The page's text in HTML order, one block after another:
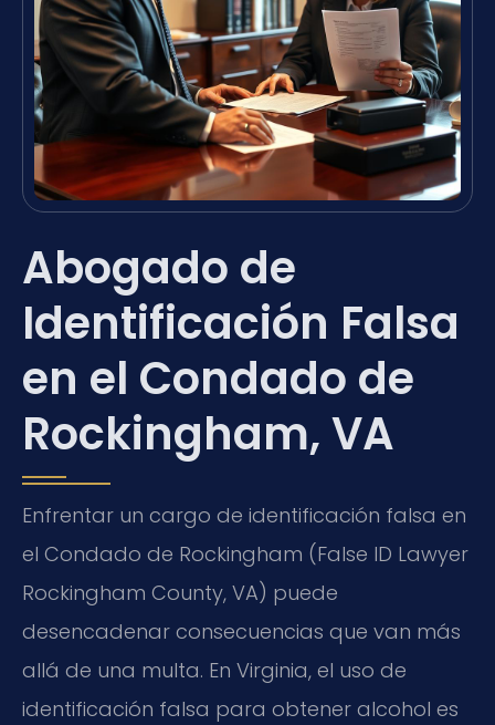
Abogado de
Identificación Falsa
en el Condado de
Rockingham, VA
Enfrentar un cargo de identificación falsa en
el Condado de Rockingham (False ID Lawyer
Rockingham County, VA) puede
desencadenar consecuencias que van más
allá de una multa. En Virginia, el uso de
identificación falsa para obtener alcohol es